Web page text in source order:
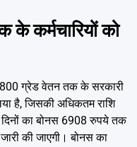
के कर्मचारियों को
ग्रेड वेतन तक के सरकारी
है, जिसकी अधिकतम राशि
का बोनस 6908 रुपये तक
की जाएगी। बोनस का